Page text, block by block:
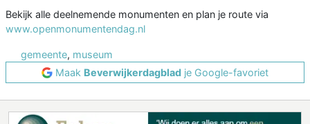
Bekijk alle deelnemende monumenten en plan je route via
www.openmonumentendag.nl
gemeente, museum
Maak Beverwijkerdagblad je Google-favoriet